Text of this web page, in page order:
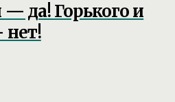
да! Горького и
нет!